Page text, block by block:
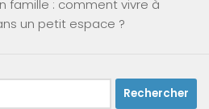
famille : comment vivre à
un petit espace ?